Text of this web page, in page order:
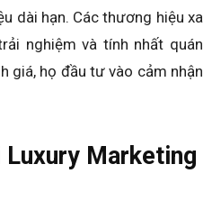
dài hạn. Các thương hiệu xa
nghiệm và tính nhất quán
giá, họ đầu tư vào cảm nhận
Marketing